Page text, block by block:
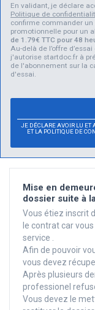
En validant, je déclare
Politique de
confirme commander un
promotionnelle pour un
de 1.79€ TTC pour 48
Au-delà de l’offre
j'autorise startdoc.fr à
de l'abonnement sur la
d'essai.
JE DÉCLARE AVOIR LU ET
ET LA POLITIQUE DE
Mise en
dossier suite à
Vous étiez inscrit
le contrat car
service .
Afin de pouvoir
vous devez
Après plusieurs
professionel
Vous devez le